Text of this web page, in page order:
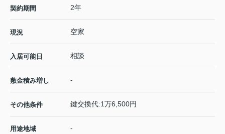
契約期間 2年
現況 空家
入居可能日 相談
敷金積み増し -
その他条件 鍵交換代:1万6,500円
用途地域 -